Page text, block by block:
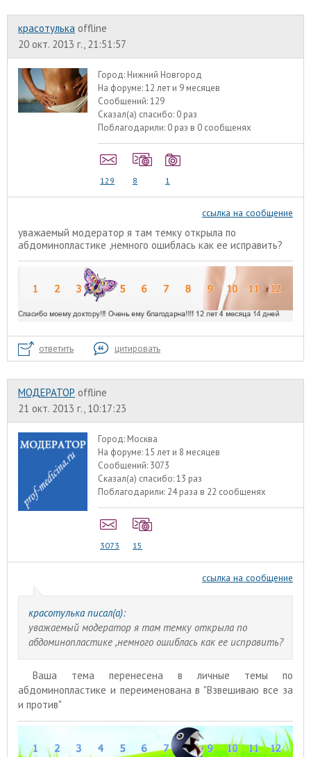
красотулька offline
20 окт. 2013 г., 21:51:57
Город: Нижний Новгород
На форуме:12 лет и 9 месяцев
Сообщений:129
Сказал(а) спасибо: 0 раз
Поблагодарили: 0 раз в 0 сообщенях
129 8 1
ссылка на сообщение
уважаемый модератор я там темку открыла по
абдоминопластике ,немного ошиблась как ее исправить?
ответить цитировать
МОДЕРАТОР offline
21 окт. 2013 г., 10:17:23
Город: Москва
На форуме:15 лет и 8 месяцев
Сообщений: 3073
Сказал(а) спасибо:13 раз
Поблагодарили: 24 раза в 22 сообщенях
3073 15
ссылка на сообщение
красотулька писал(а):
уважаемый модератор я там темку открыла по
абдоминопластике ,немного ошиблась как ее исправить?
Ваша тема перенесена в личные темы по
абдоминопластике и переименована в "Взвешиваю все за
и против"